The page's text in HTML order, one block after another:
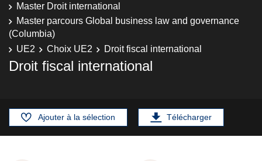
Master Droit international
Master parcours Global business law and governance
(Columbia)
UE2
Choix UE2 Droit fiscal international
Droit fiscal international
Ajouter à la sélection Télécharger